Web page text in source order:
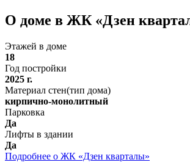
О доме в ЖК «Дзен
Этажей в доме
18
Год постройки
2025 г.
Материал стен(тип дома)
кирпично-монолитный
Парковка
Да
Лифты в здании
Да
Подробнее о ЖК «Дзен кварталы»